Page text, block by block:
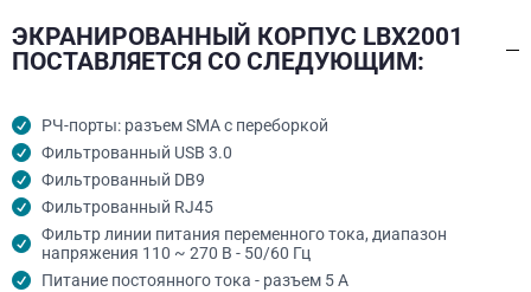
ЭКРАНИРОВАННЫЙ КОРПУС LBX2001
ПОСТАВЛЯЕТСЯ СО СЛЕДУЮЩИМ:
РЧ-порты: разъем SMA с переборкой
Фильтрованный USB 3.0
Фильтрованный DB9
Фильтрованный RJ45
Фильтр линии питания переменного тока, диапазон
напряжения 110 ~ 270 В - 50/60 Гц
Питание постоянного тока - разъем 5 А